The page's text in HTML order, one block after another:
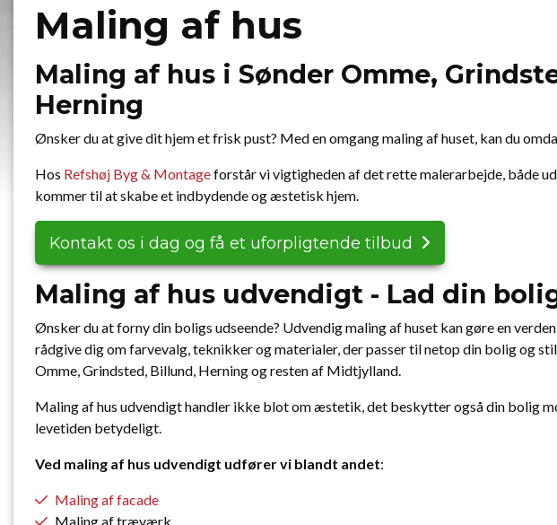
Maling af hus
Maling af hus i Sønder Omme,
Herning
Ønsker du at give dit hjem et frisk pust? Med en omgang maling af huset, kan du
Hos Refshøj Byg & Montageforstår vi vigtigheden af det rette malerarbejde, både
kommer til at skabe et indbydende og æstetisk hjem.
Kontakt os i dag og få et uforpligtende tilbud
Maling af hus udvendigt - Lad din
Ønsker du at forny din boligs udseende? Udvendig maling af huset kan gøre en
rådgive dig om farvevalg, teknikker og materialer, der passer til netop din bolig og
Omme, Grindsted, Billund, Herning og resten af Midtjylland.
Maling af hus udvendigt handler ikke blot om æstetik, det beskytter også din bolig
levetiden betydeligt.
Ved maling af hus udvendigt udfører vi blandt andet:
Maling af facade
Maling af træværk